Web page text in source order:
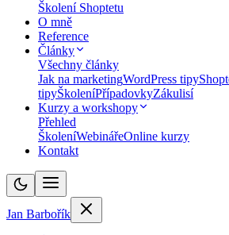
Školení Shoptetu
O mně
Reference
Články
Všechny články
Jak na marketingWordPress tipy
tipyŠkoleníPřípadovkyZákulisí
Kurzy a workshopy
Přehled
ŠkoleníWebinářeOnline kurzy
Kontakt
Jan Barbořík